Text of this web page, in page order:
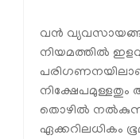
വന്‍
നിയമത്തില്‍
നിക്ഷേപമുള്ളതും
തൊഴില്‍
ഏക്കറിലധികം